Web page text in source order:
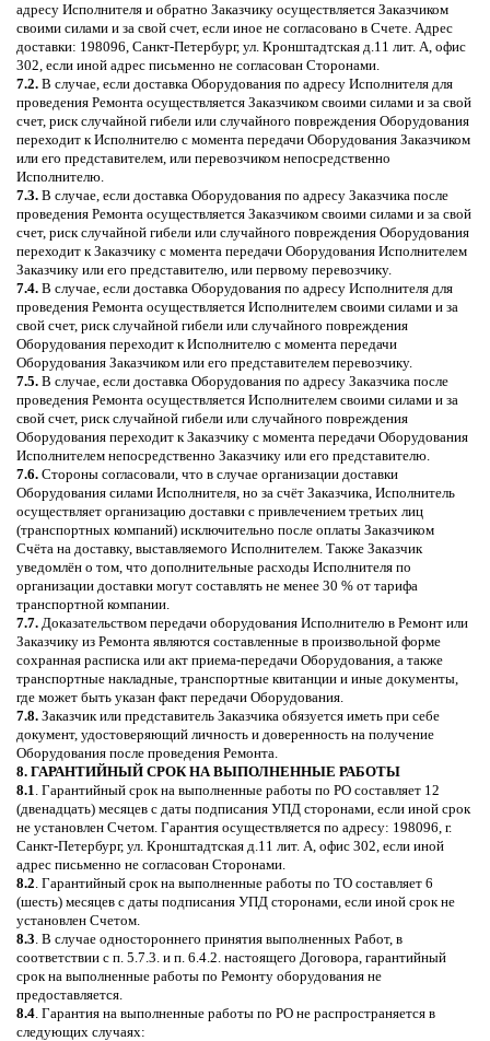
адресу Исполнителя и обратно Заказчику осуществляется Заказчиком
своими силами и за свой счет, если иное не согласовано в Счете. Адрес
доставки: 198096, Санкт-Петербург, ул. Кронштадтская д.11 лит. А, офис
302, если иной адрес письменно не согласован Сторонами.
7.2. В случае, если доставка Оборудования по адресу Исполнителя для
проведения Ремонта осуществляется Заказчиком своими силами и за свой
счет, риск случайной гибели или случайного повреждения Оборудования
переходит к Исполнителю с момента передачи Оборудования Заказчиком
или его представителем, или перевозчиком непосредственно
Исполнителю.
7.3. В случае, если доставка Оборудования по адресу Заказчика после
проведения Ремонта осуществляется Заказчиком своими силами и за свой
счет, риск случайной гибели или случайного повреждения Оборудования
переходит к Заказчику с момента передачи Оборудования Исполнителем
Заказчику или его представителю, или первому перевозчику.
7.4. В случае, если доставка Оборудования по адресу Исполнителя для
проведения Ремонта осуществляется Исполнителем своими силами и за
свой счет, риск случайной гибели или случайного повреждения
Оборудования переходит к Исполнителю с момента передачи
Оборудования Заказчиком или его представителем перевозчику.
7.5. В случае, если доставка Оборудования по адресу Заказчика после
проведения Ремонта осуществляется Исполнителем своими силами и за
свой счет, риск случайной гибели или случайного повреждения
Оборудования переходит к Заказчику с момента передачи Оборудования
Исполнителем непосредственно Заказчику или его представителю.
7.6. Стороны согласовали, что в случае организации доставки
Оборудования силами Исполнителя, но за счёт Заказчика, Исполнитель
осуществляет организацию доставки с привлечением третьих лиц
(транспортных компаний) исключительно после оплаты Заказчиком
Счёта на доставку, выставляемого Исполнителем. Также Заказчик
уведомлён о том, что дополнительные расходы Исполнителя по
организации доставки могут составлять не менее 30 % от тарифа
транспортной компании.
7.7. Доказательством передачи оборудования Исполнителю в Ремонт или
Заказчику из Ремонта являются составленные в произвольной форме
сохранная расписка или акт приема-передачи Оборудования, а также
транспортные накладные, транспортные квитанции и иные документы,
где может быть указан факт передачи Оборудования.
7.8. Заказчик или представитель Заказчика обязуется иметь при себе
документ, удостоверяющий личность и доверенность на получение
Оборудования после проведения Ремонта.
8. ГАРАНТИЙНЫЙ СРОК НА ВЫПОЛНЕННЫЕ РАБОТЫ
8.1. Гарантийный срок на выполненные работы по РО составляет 12
(двенадцать) месяцев с даты подписания УПД сторонами, если иной срок
не установлен Счетом. Гарантия осуществляется по адресу: 198096, г.
Санкт-Петербург, ул. Кронштадтская д.11 лит. А, офис 302, если иной
адрес письменно не согласован Сторонами.
8.2. Гарантийный срок на выполненные работы по ТО составляет 6
(шесть) месяцев с даты подписания УПД сторонами, если иной срок не
установлен Счетом.
8.3. В случае одностороннего принятия выполненных Работ, в
соответствии с п. 5.7.3. и п. 6.4.2. настоящего Договора, гарантийный
срок на выполненные работы по Ремонту оборудования не
предоставляется.
8.4. Гарантия на выполненные работы по РО не распространяется в
следующих случаях: